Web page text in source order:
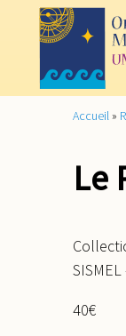
Accueil »
Le
40€